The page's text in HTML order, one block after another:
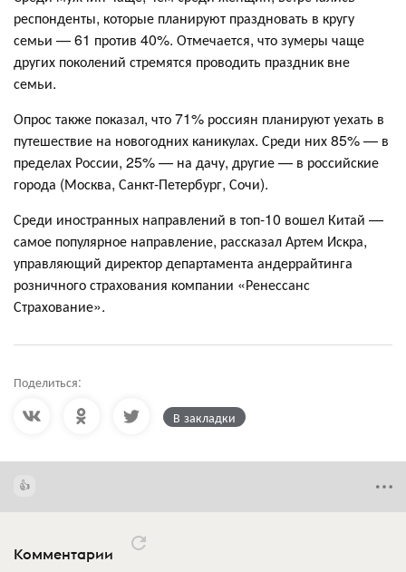
респонденты, которые планируют праздновать в кругу
семьи — 61 против 40%. Отмечается, что зумеры чаще
других поколений стремятся проводить праздник вне
семьи.
Опрос также показал, что 71% россиян планируют уехать в
путешествие на новогодних каникулах. Среди них 85% — в
пределах России, 25% — на дачу, другие — в российские
города (Москва, Санкт-Петербург, Сочи).
Среди иностранных направлений в топ-10 вошел Китай —
самое популярное направление, рассказал Артем Искра,
управляющий директор департамента андеррайтинга
розничного страхования компании «Ренессанс
Страхование».
Поделиться:
В закладки
Комментарии